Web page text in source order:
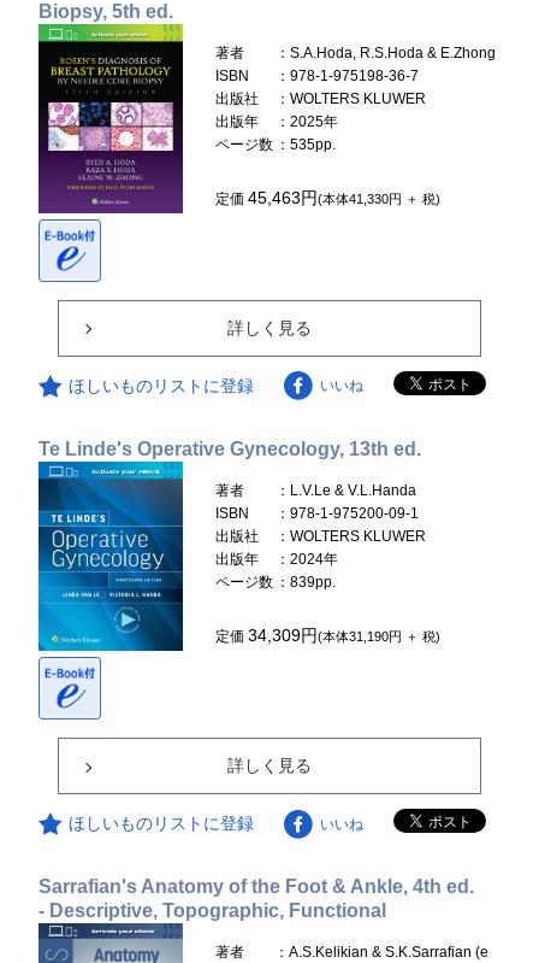
Biopsy, 5th ed.
著者
：S.A.Hoda, R.S.Hoda & E.Zhong
ISBN
：978-1-975198-36-7
出版社
：WOLTERS KLUWER
出版年
：2025年
ページ数 ：535pp.
定価45,463円(本体41,330円 ＋ 税)
詳しく見る
ほしいものリストに登録 いいね
Te Linde's Operative Gynecology, 13th ed.
著者
：L.V.Le & V.L.Handa
ISBN
：978-1-975200-09-1
出版社
：WOLTERS KLUWER
出版年
：2024年
ページ数 ：839pp.
定価34,309円(本体31,190円 ＋ 税)
詳しく見る
ほしいものリストに登録 いいね
Sarrafian's Anatomy of the Foot & Ankle, 4th ed.
- Descriptive, Topographic, Functional
著者
：A.S.Kelikian & S.K.Sarrafian (e